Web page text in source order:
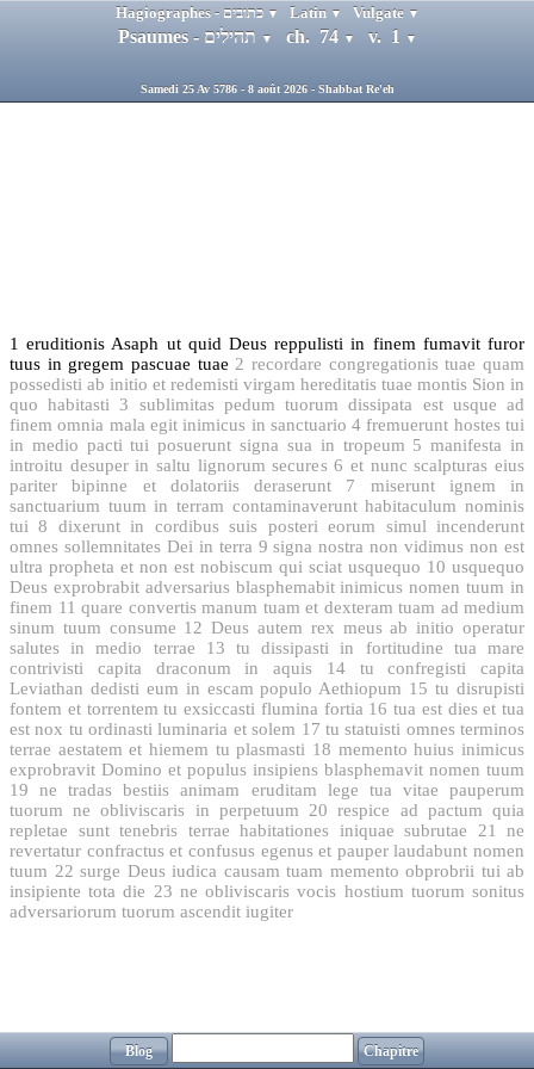
Hagiographes - כתובים ▼ Latin ▼ Vulgate ▼
▼ ch. 74 ▼ v. 1 ▼
Samedi 25 Av 5786 - 8 août 2026 - Shabbat Re'eh
1 eruditionis Asaph ut quid Deus reppulisti in finem fumavit furor
tuus in gregem pascuae tuae 2 recordare congregationis tuae quam
possedisti ab initio et redemisti virgam hereditatis tuae montis Sion in
quo habitasti 3
sublimitas pedum tuorum dissipata est usque ad
finem omnia mala egit inimicus in sanctuario 4 fremuerunt hostes tui
in medio pacti tui posuerunt signa sua in tropeum 5 manifesta in
introitu desuper in saltu lignorum secures 6 et nunc scalpturas eius
pariter bipinne et dolatoriis deraserunt
7
miserunt ignem in
sanctuarium tuum in terram contaminaverunt habitaculum nominis
tui 8
dixerunt in cordibus suis posteri eorum simul incenderunt
omnes sollemnitates Dei in terra 9 signa nostra non vidimus non est
ultra propheta et non est nobiscum qui sciat usquequo 10 usquequo
Deus exprobrabit adversarius blasphemabit inimicus nomen tuum in
finem 11 quare convertis manum tuam et dexteram tuam ad medium
sinum tuum consume 12 Deus autem rex meus ab initio operatur
salutes in medio terrae
13
tu dissipasti in fortitudine tua mare
contrivisti capita draconum in aquis
14
tu confregisti capita
Leviathan dedisti eum in escam populo Aethiopum 15 tu disrupisti
fontem et torrentem tu exsiccasti flumina fortia 16 tua est dies et tua
est nox tu ordinasti luminaria et solem 17 tu statuisti omnes terminos
terrae aestatem et hiemem tu plasmasti 18 memento huius inimicus
exprobravit Domino et populus insipiens blasphemavit nomen tuum
19
ne tradas bestiis animam eruditam lege tua vitae pauperum
tuorum ne obliviscaris in perpetuum
20 respice ad pactum quia
repletae sunt tenebris terrae habitationes iniquae subrutae
21
ne
revertatur confractus et confusus egenus et pauper laudabunt nomen
tuum 22 surge Deus iudica causam tuam memento obprobrii tui ab
insipiente tota die 23 ne obliviscaris vocis hostium tuorum sonitus
adversariorum tuorum ascendit iugiter
Blog Chapitre